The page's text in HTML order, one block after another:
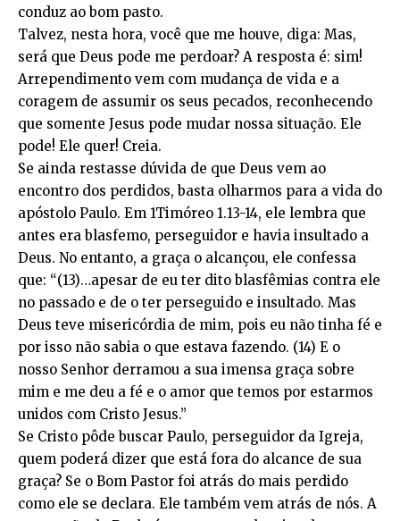
conduz ao bom pasto.
Talvez, nesta hora, você que me houve, diga: Mas,
será que Deus pode me perdoar? A resposta é: sim!
Arrependimento vem com mudança de vida e a
coragem de assumir os seus pecados, reconhecendo
que somente Jesus pode mudar nossa situação. Ele
pode! Ele quer! Creia.
Se ainda restasse dúvida de que Deus vem ao
encontro dos perdidos, basta olharmos para a vida do
apóstolo Paulo. Em 1Timóreo 1.13-14, ele lembra que
antes era blasfemo, perseguidor e havia insultado a
Deus. No entanto, a graça o alcançou, ele confessa
que: “(13)…apesar de eu ter dito blasfêmias contra ele
no passado e de o ter perseguido e insultado. Mas
Deus teve misericórdia de mim, pois eu não tinha fé e
por isso não sabia o que estava fazendo. (14) E o
nosso Senhor derramou a sua imensa graça sobre
mim e me deu a fé e o amor que temos por estarmos
unidos com Cristo Jesus.”
Se Cristo pôde buscar Paulo, perseguidor da Igreja,
quem poderá dizer que está fora do alcance de sua
graça? Se o Bom Pastor foi atrás do mais perdido
como ele se declara. Ele também vem atrás de nós. A